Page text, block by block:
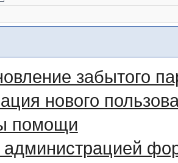
забытого
нового
помощи
администрацией